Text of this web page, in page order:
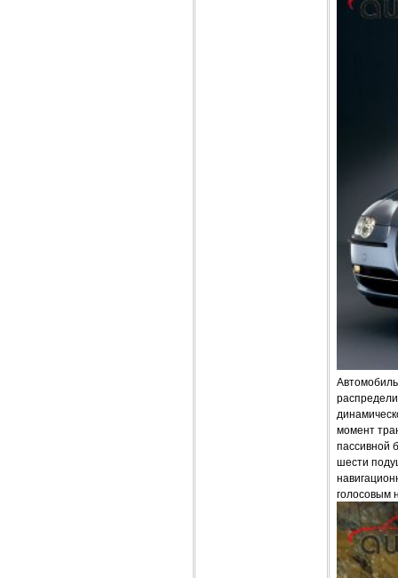
момент
пассивной
шести
голосовым